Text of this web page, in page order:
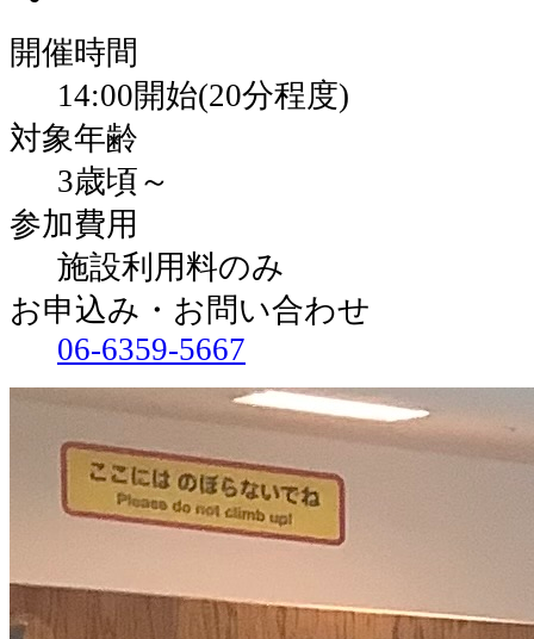
開催時間
14:00開始(20分程度)
対象年齢
3歳頃～
参加費用
施設利用料のみ
お申込み・お問い合わせ
06-6359-5667